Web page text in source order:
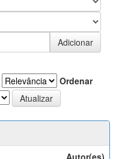
Ordenar
Autor(es)